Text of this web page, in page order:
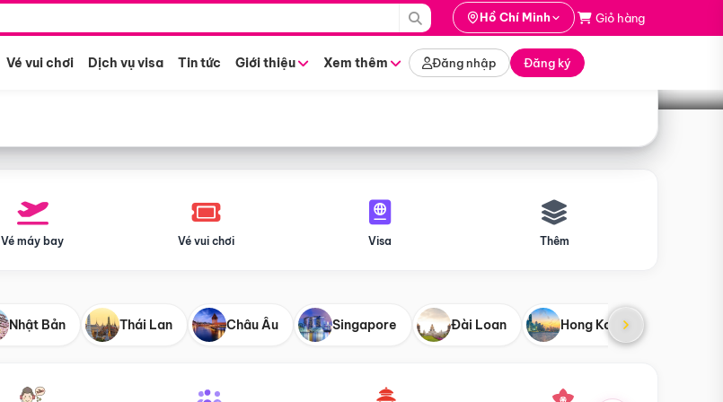
Hồ Chí Minh Giỏ hàng
Vé vui chơi Dịch vụ visa Tin tức Giới thiệu Xem thêm Đăng nhập Đăng ký
Tìm tour
Vé máy bay Vé vui chơi Visa Thêm
Nhật Bản Thái Lan Châu Âu Singapore Đài Loan Hong Kong